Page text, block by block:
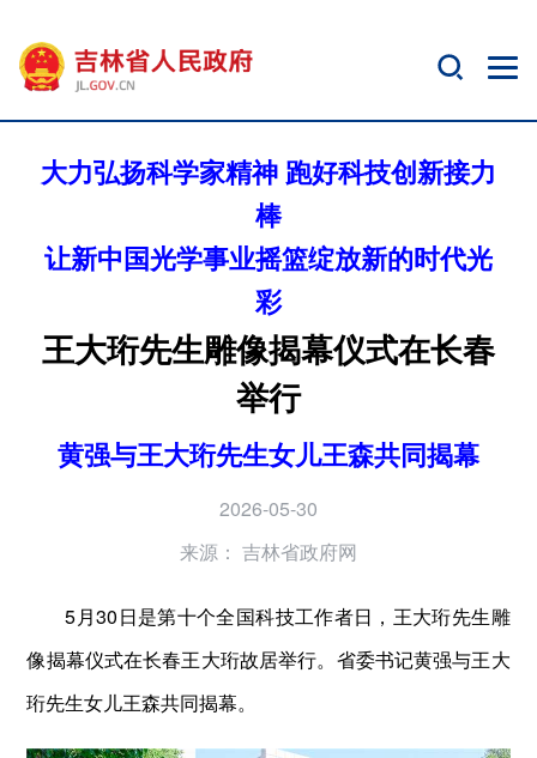
大力弘扬科学家精神 跑好科技创新接力
棒
让新中国光学事业摇篮绽放新的时代光
彩
王大珩先生雕像揭幕仪式在长春
举行
黄强与王大珩先生女儿王森共同揭幕
2026-05-30
来源： 吉林省政府网
5月30日是第十个全国科技工作者日，王大珩先生雕
像揭幕仪式在长春王大珩故居举行。省委书记黄强与王大
珩先生女儿王森共同揭幕。